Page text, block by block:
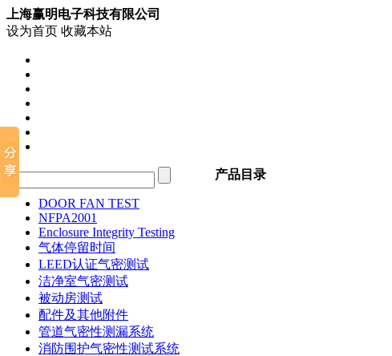
上海赢明电子科技有限公司
设为首页 收藏本站
产品目录
DOOR FAN TEST
NFPA2001
Enclosure Integrity Testing
气体停留时间
LEED认证气密测试
洁净室气密测试
被动房测试
配件及其他附件
管道气密性测漏系统
消防围护气密性测试系统